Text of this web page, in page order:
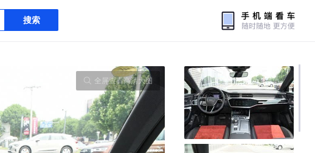
搜索
全屏查看高清大图